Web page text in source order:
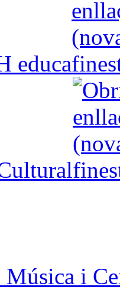
educa
Música i